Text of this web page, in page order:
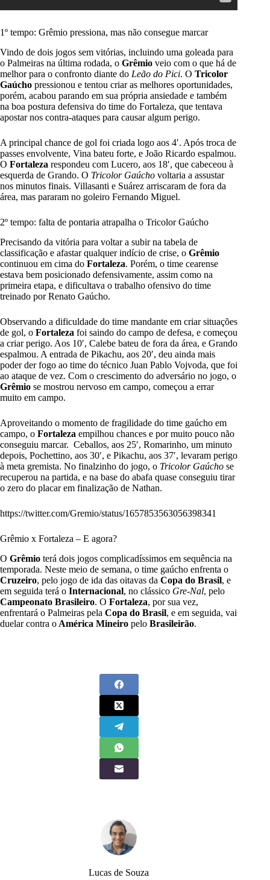
1º tempo: Grêmio pressiona, mas não consegue marcar
Vindo de dois jogos sem vitórias, incluindo uma goleada para
o Palmeiras na última rodada, o Grêmio veio com o que há de
melhor para o confronto diante do Leão do Pici. O Tricolor
Gaúcho pressionou e tentou criar as melhores oportunidades,
porém, acabou parando em sua própria ansiedade e também
na boa postura defensiva do time do Fortaleza, que tentava
apostar nos contra-ataques para causar algum perigo.
A principal chance de gol foi criada logo aos 4′. Após troca de
passes envolvente, Vina bateu forte, e João Ricardo espalmou.
O Fortaleza respondeu com Lucero, aos 18′, que cabeceou à
esquerda de Grando. O Tricolor Gaúcho voltaria a assustar
nos minutos finais. Villasanti e Suárez arriscaram de fora da
área, mas pararam no goleiro Fernando Miguel.
2º tempo: falta de pontaria atrapalha o Tricolor Gaúcho
Precisando da vitória para voltar a subir na tabela de
classificação e afastar qualquer indício de crise, o Grêmio
continuou em cima do Fortaleza. Porém, o time cearense
estava bem posicionado defensivamente, assim como na
primeira etapa, e dificultava o trabalho ofensivo do time
treinado por Renato Gaúcho.
Observando a dificuldade do time mandante em criar situações
de gol, o Fortaleza foi saindo do campo de defesa, e começou
a criar perigo. Aos 10′, Calebe bateu de fora da área, e Grando
espalmou. A entrada de Pikachu, aos 20′, deu ainda mais
poder der fogo ao time do técnico Juan Pablo Vojvoda, que foi
ao ataque de vez. Com o crescimento do adversário no jogo, o
Grêmio se mostrou nervoso em campo, começou a errar
muito em campo.
Aproveitando o momento de fragilidade do time gaúcho em
campo, o Fortaleza empilhou chances e por muito pouco não
conseguiu marcar. Ceballos, aos 25′, Romarinho, um minuto
depois, Pochettino, aos 30′, e Pikachu, aos 37′, levaram perigo
à meta gremista. No finalzinho do jogo, o Tricolor Gaúcho se
recuperou na partida, e na base do abafa quase conseguiu tirar
o zero do placar em finalização de Nathan.
https://twitter.com/Gremio/status/1657853563056398341
Grêmio x Fortaleza – E agora?
O Grêmio terá dois jogos complicadíssimos em sequência na
temporada. Neste meio de semana, o time gaúcho enfrenta o
Cruzeiro, pelo jogo de ida das oitavas da Copa do Brasil, e
em seguida terá o Internacional, no clássico Gre-Nal, pelo
Campeonato Brasileiro. O Fortaleza, por sua vez,
enfrentará o Palmeiras pela Copa do Brasil, e em seguida, vai
duelar contra o América Mineiro pelo Brasileirão.
Lucas de Souza